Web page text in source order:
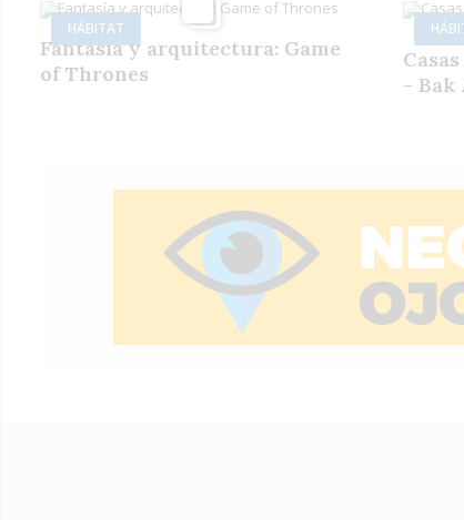
HÁBITAT
Fantasía y arquitectura: Game
of Thrones
- Bak